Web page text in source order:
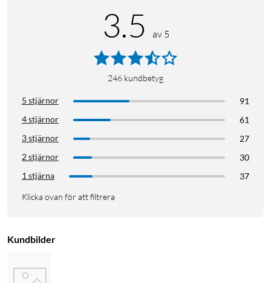
3.5 av 5
246 kundbetyg
5 stjärnor
91
4 stjärnor
61
3 stjärnor
27
2 stjärnor
30
1 stjärna
37
Klicka ovan för att filtrera
Kundbilder